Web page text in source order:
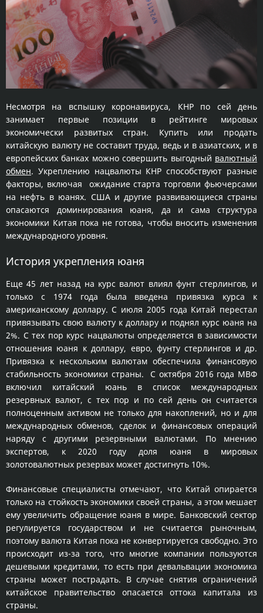
Несмотря на вспышку коронавируса, КНР по сей день
занимает первые позиции в рейтинге мировых
экономически развитых стран. Купить или продать
китайскую валюту не составит труда, ведь и в азиатских, и в
европейских банках можно совершить выгодный валютный
обмен. Укреплению нацвалюты КНР способствуют разные
факторы, включая ожидание старта торговли фьючерсами
на нефть в юанях. США и другие развивающиеся страны
опасаются доминирования юаня, да и сама структура
экономики Китая пока не готова, чтобы вносить изменения
международного уровня.
История укрепления юаня
Еще 45 лет назад на курс валют влиял фунт стерлингов, и
только с 1974 года была введена привязка курса к
американскому доллару. С июля 2005 года Китай перестал
привязывать свою валюту к доллару и поднял курс юаня на
2%. С тех пор курс нацвалюты определяется в зависимости
отношения юаня к доллару, евро, фунту стерлингов и др.
Привязка к нескольким валютам обеспечила финансовую
стабильность экономики страны. С октября 2016 года МВФ
включил китайский юань в список международных
резервных валют, с тех пор и по сей день он считается
полноценным активом не только для накоплений, но и для
международных обменов, сделок и финансовых операций
наряду с другими резервными валютами. По мнению
экспертов, к 2020 году доля юаня в мировых
золотовалютных резервах может достигнуть 10%.
Финансовые специалисты отмечают, что Китай опирается
только на стойкость экономики своей страны, а этом мешает
ему увеличить обращение юаня в мире. Банковский сектор
регулируется государством и не считается рыночным,
поэтому валюта Китая пока не конвертируется свободно. Это
происходит из-за того, что многие компании пользуются
дешевыми кредитами, то есть при девальвации экономика
страны может пострадать. В случае снятия ограничений
китайское правительство опасается оттока капитала из
страны.